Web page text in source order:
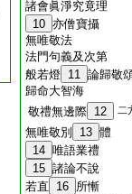
諸會眞淨究竟理
10 亦僧寶攝
無唯敬法
法門句義及次第
般若燈 11 論歸敬
歸命大智海
敬禮無邊際 12 二
無唯敬別 13 體
14 唯語業禮
15 諸論不說
若直
16 所慚